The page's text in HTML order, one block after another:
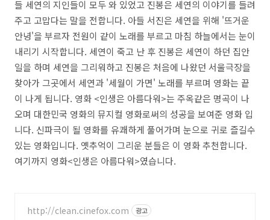
들 세연의 지인들이 모두 와 있었고 진봉은 세연의 이야기를 들려
주고 고맙다는 말을 전합니다. 아들 서진은 세연을 위해 '뜨거운
안녕'을 부르자 전원이 같이 노래를 부르고 마침 하늘에서는 눈이
내리기 시작합니다. 세연이 죽고 난 후 진봉은 세연이 하던 집안
일을 하며 세연을 그리워하고 진봉은 처음에 나왔던 서울극장을
찾아가 그곳에서 세연과 '세월이 가면' 노래를 부르며 영화는 끝
이 나게 됩니다. 영화 <인생은 아름다워>는 주옥같은 명곡이 나
오며 대한민국 영화의 뮤지컬 영화로써의 성공을 보여준 영화 입
니다. 신파극이 될 영화를 유쾌하게 풀어가며 눈으로 귀로 즐길수
있는 영화입니다. 옛추억이 그리운 분들은 이 영화 추천합니다.
여기까지 영화<인생은 아름다워>였습니다.
http://clean.cinefox.com 광고